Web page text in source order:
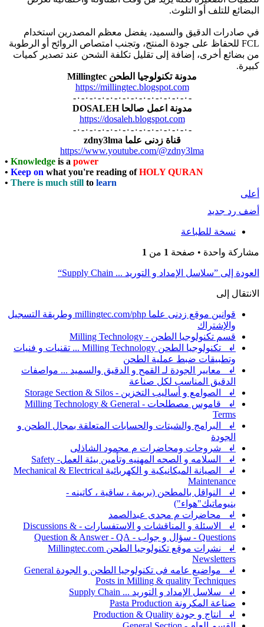
البضائع للتلف أو التلوث.
في صادرات الدقيق والسميد، يفضل معظم المصدرين استخدام
FCL للحفاظ على جودة المنتج، وتجنب امتصاص الروائح أو الرطوبة
من بضائع أخرى، إضافة إلى تقليل تكلفة الشحن عند تصدير كميات
كبيرة.
مدونة تكنولوجيا الطحن Millingtec
https://millingtec.blogspot.com
-٠-٠-٠-٠-٠-٠-٠-٠-٠-٠-٠-٠-٠-٠-
مدونة اعمل صالحا DOSALEH
https://dosaleh.blogspot.com
-٠-٠-٠-٠-٠-٠-٠-٠-٠-٠-٠-٠-٠-٠-
قناة زدنى علما zdny3lma
https://www.youtube.com/@zdny3lma
Knowledge is a power
•
Keep on what you're reading ofHOLY QURAN
•
There is much still to learn
•
أعلى
أضف رد جديد
نسخة للطباعة
مشاركة واحدة • صفحة 1 من 1
العودة إلى ”سلاسل الإمداد و التوريد ... Supply Chain“
الانتقال إلى
قوانين موقع زدنى علما millingtec.com/php وطريقة التسجيل
والإشتراك
قسم تكنولوجيا الطحن - Milling Technology
↲ تكنولوجيا الطحن Milling Technology ... تقنيات و فنيات
وتطبيقات ضبط عملية الطحن
↲ معايير الجودة لـ القمح و الدقيق والسميد ... مواصفات
الدقيق المناسب لكل صناعة
↲ الصوامع و أساليب التخزين - Storage Section & Silos
↲ قاموس مصطلحات - Milling Technology & General
Terms
↲ البرامج والشيتات والحسابات المتعلقة بمجال الطحن و
الجودة
↲ شروحات ومحاضرات م محمود الشاذلى
↲ السلامه و الصحه المهنيه وتأمين بيئة العمل- Safety
↲ الصيانة الميكانيكية و الكهربائية Mechanical & Electrical
Maintenance
↲ النواقل بالمطحن (بريمة ، ساقية ، كاتينه -
بنيوماتيك"هواء")
↲ محاضرات م مجدى عبدالصمد
↲ الاسئلة و المناقشات و الاستفسارات - Discussions &
Questions - سؤال و جواب - Question & Answer - QA
↲ نشرات موقع تكنولوجيا الطحن Millingtec.com
Newsletters
↲ مواضيع عامه فى تكنولوجيا الطحن و الجودة General
Posts in Milling & quality Techniques
↲ سلاسل الإمداد و التوريد ... Supply Chain
صناعة المكرونة Pasta Production
↲ انتاج و جودة Production & Quality